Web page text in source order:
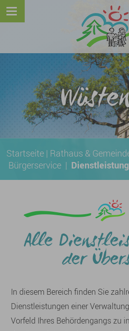
Startseite | Rathaus &
Bürgerservice |
Alle
der
In diesem Bereich finden Sie
Dienstleistungen einer
Vorfeld Ihres Behördengangs zu